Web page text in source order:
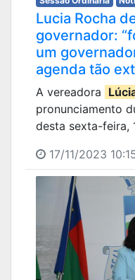
Lucia Rocha
governador:
um
agenda tão
A vereadora
pronunciamento
desta sexta-feira,
17/11/2023